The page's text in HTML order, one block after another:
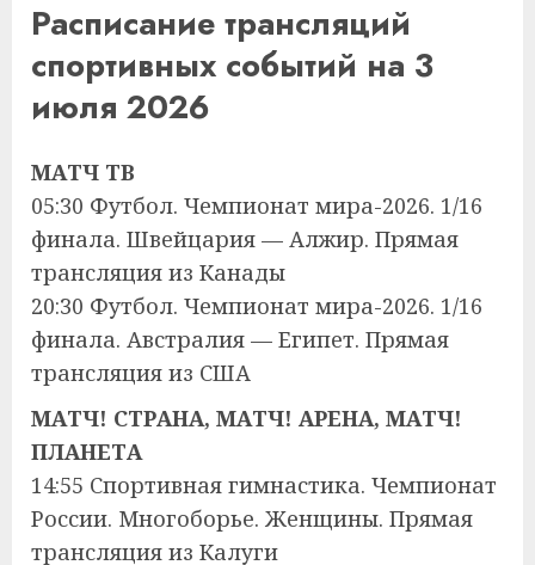
Расписание трансляций
спортивных событий на 3
июля 2026
МАТЧ ТВ
05:30 Футбол. Чемпионат мира-2026. 1/16
финала. Швейцария — Алжир. Прямая
трансляция из Канады
20:30 Футбол. Чемпионат мира-2026. 1/16
финала. Австралия — Египет. Прямая
трансляция из США
МАТЧ! СТРАНА, МАТЧ! АРЕНА, МАТЧ!
ПЛАНЕТА
14:55 Спортивная гимнастика. Чемпионат
России. Многоборье. Женщины. Прямая
трансляция из Калуги